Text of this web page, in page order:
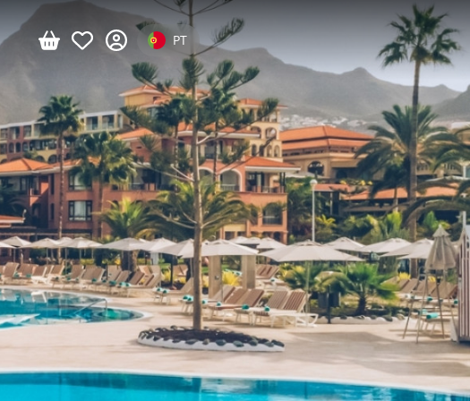
Select your language
PT